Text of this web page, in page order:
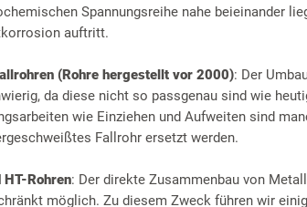
Spannungsreihe nahe beieinander
auftritt.
(Rohre hergestellt vor 2000): Der
da diese nicht so passgenau sind wie
wie Einziehen und Aufweiten sind
Fallrohr ersetzt werden.
Rohren: Der direkte Zusammenbau von
möglich. Zu diesem Zweck führen wir